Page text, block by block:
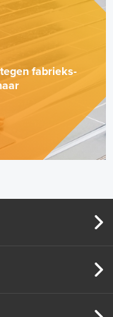
fabrieks-